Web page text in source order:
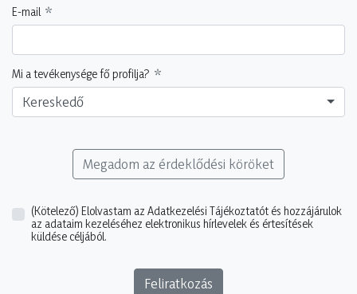
E-mail
Mi a tevékenysége fő profilja?
Kereskedő
Megadom az érdeklődési köröket
(Kötelező) Elolvastam az Adatkezelési Tájékoztatót és hozzájárulok
az adataim kezeléséhez elektronikus hírlevelek és értesítések
küldése céljából.
Feliratkozás